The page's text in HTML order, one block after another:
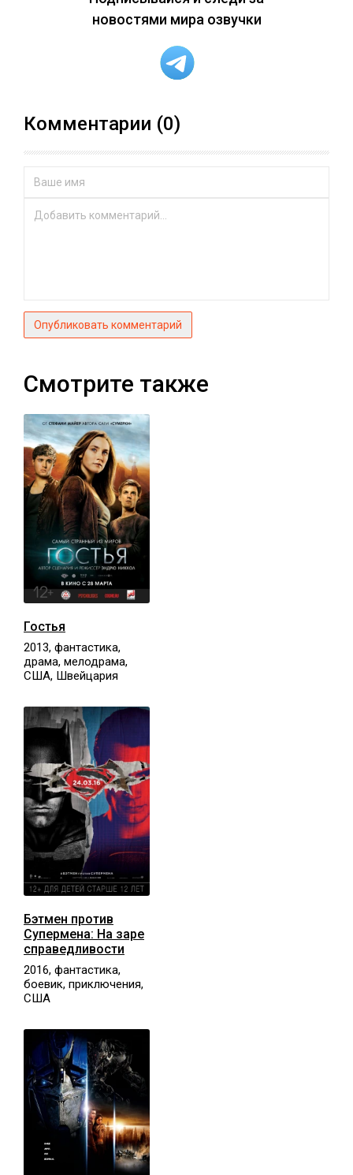
новостями мира озвучки
Комментарии (0)
Опубликовать комментарий
Смотрите также
Гостья
2013, фантастика,
драма, мелодрама,
США, Швейцария
Бэтмен против
Супермена: На заре
справедливости
2016, фантастика,
боевик, приключения,
США